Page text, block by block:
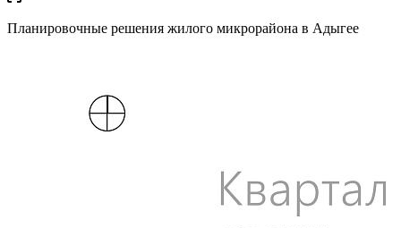
Планировочные решения жилого микрорайона в Адыгее